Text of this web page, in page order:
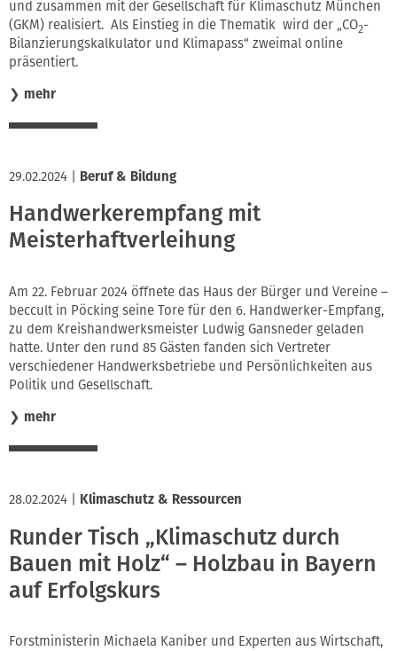
und zusammen mit der Gesellschaft für Klimaschutz München
(GKM) realisiert. Als Einstieg in die Thematik wird der „CO2-
Bilanzierungskalkulator und Klimapass“ zweimal online
präsentiert.
❯ mehr
29.02.2024 Beruf & Bildung
Handwerkerempfang mit
Meisterhaftverleihung
Am 22. Februar 2024 öffnete das Haus der Bürger und Vereine –
beccult in Pöcking seine Tore für den 6. Handwerker-Empfang,
zu dem Kreishandwerksmeister Ludwig Gansneder geladen
hatte. Unter den rund 85 Gästen fanden sich Vertreter
verschiedener Handwerksbetriebe und Persönlichkeiten aus
Politik und Gesellschaft.
❯ mehr
28.02.2024 Klimaschutz & Ressourcen
Runder Tisch „Klimaschutz durch
Bauen mit Holz“ – Holzbau in Bayern
auf Erfolgskurs
Forstministerin Michaela Kaniber und Experten aus Wirtschaft,